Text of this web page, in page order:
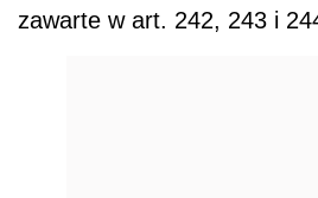
zawarte w art. 242, 243 i